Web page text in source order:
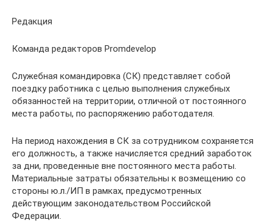
Редакция
Команда редакторов Promdevelop
Служебная командировка (СК) представляет собой
поездку работника с целью выполнения служебных
обязанностей на территории, отличной от постоянного
места работы, по распоряжению работодателя.
На период нахождения в СК за сотрудником сохраняется
его должность, а также начисляется средний заработок
за дни, проведенные вне постоянного места работы.
Материальные затраты обязательны к возмещению со
стороны ю.л./ИП в рамках, предусмотренных
действующим законодательством Российской
Федерации.